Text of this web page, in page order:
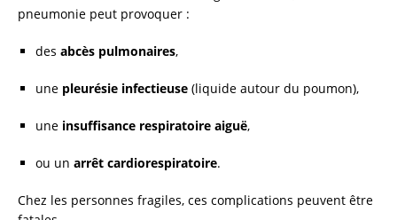
pneumonie peut provoquer :
des abcès pulmonaires,
une pleurésie infectieuse (liquide autour du poumon),
une insuffisance respiratoire aiguë,
ou un arrêt cardiorespiratoire.
Chez les personnes fragiles, ces complications peuvent être